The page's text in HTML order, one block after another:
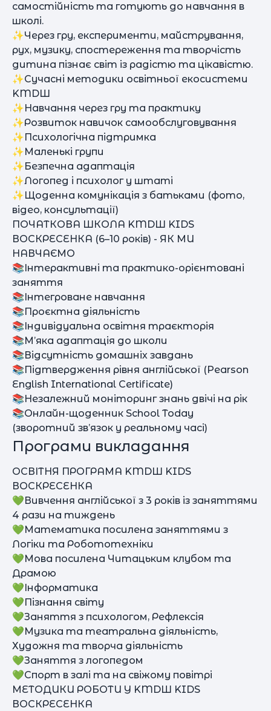
самостійність та готують до навчання в
школі.
✨Через гру, експерименти, майстрування,
рух, музику, спостереження та творчість
дитина пізнає світ із радістю та цікавістю.
✨Сучасні методики освітньої екосистеми
KMDШ
✨Навчання через гру та практику
✨Розвиток навичок самообслуговування
✨Психологічна підтримка
✨Маленькі групи
✨Безпечна адаптація
✨Логопед і психолог у штаті
✨Щоденна комунікація з батьками (фото,
відео, консультації)
ПОЧАТКОВА ШКОЛА KMDШ KIDS
ВОСКРЕСЕНКА (6–10 років) - ЯК МИ
НАВЧАЄМО
📚Інтерактивні та практико-орієнтовані
заняття
📚Інтегроване навчання
📚Проєктна діяльність
📚Індивідуальна освітня траєкторія
📚М’яка адаптація до школи
📚Відсутність домашніх завдань
📚Підтвердження рівня англійської (Pearson
English International Certificate)
📚Незалежний моніторинг знань двічі на рік
📚Онлайн-щоденник School Today
(зворотний зв’язок у реальному часі)
Програми викладання
ОСВІТНЯ ПРОГРАМА KMDШ KIDS
ВОСКРЕСЕНКА
💚Вивчення англійської з 3 років із заняттями
4 рази на тиждень
💚Математика посилена заняттями з
Логіки та Робототехніки
💚Мова посилена Читацьким клубом та
Драмою
💚Інформатика
💚Пізнання світу
💚Заняття з психологом, Рефлексія
💚Музика та театральна діяльність,
Художня та творча діяльність
💚Заняття з логопедом
💚Спорт в залі та на свіжому повітрі
МЕТОДИКИ РОБОТИ У KMDШ KIDS
ВОСКРЕСЕНКА